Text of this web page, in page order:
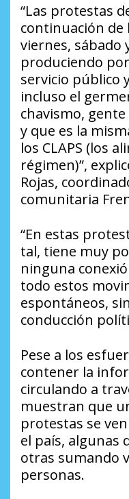
“Las protestas
continuación de
viernes, sábado
produciendo
servicio público
incluso el
chavismo,
y que es la
los CLAPS (los
régimen)”,
Rojas,
comunitaria
“En estas
tal, tiene muy
ninguna
todo estos
espontáneos,
conducción
Pese a los
contener la
circulando a
muestran que
protestas se
el país, algunas
otras sumando
personas.